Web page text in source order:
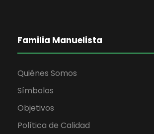
Familia Manuelista
Quiénes Somos
Símbolos
Objetivos
Política de Calidad